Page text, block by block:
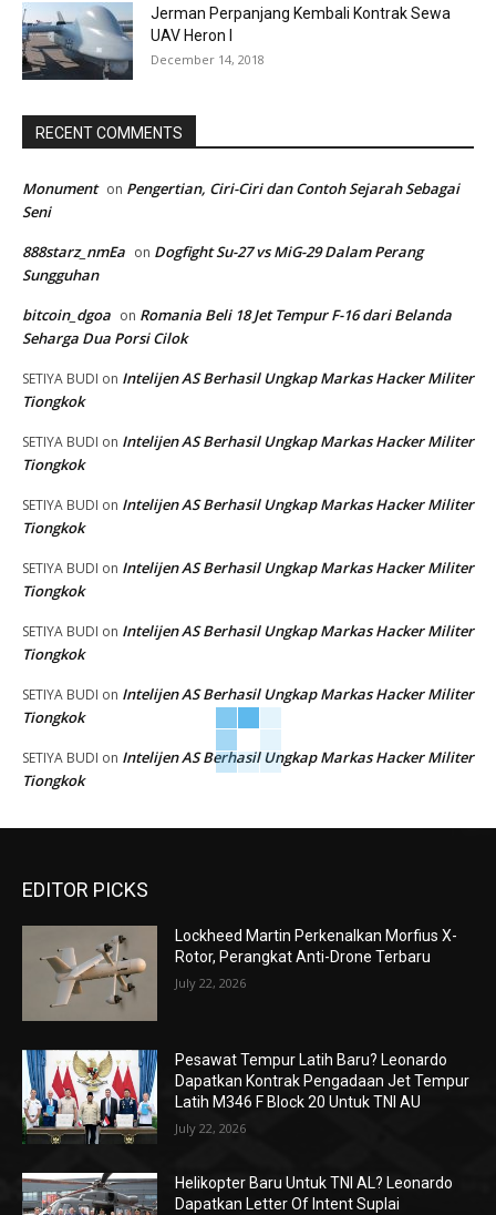
Jerman Perpanjang Kembali Kontrak Sewa
UAV Heron I
December 14, 2018
RECENT COMMENTS
Monument on Pengertian, Ciri-Ciri dan Contoh Sejarah Sebagai
Seni
888starz_nmEa on Dogfight Su-27 vs MiG-29 Dalam Perang
Sungguhan
bitcoin_dgoa on Romania Beli 18 Jet Tempur F-16 dari Belanda
Seharga Dua Porsi Cilok
SETIYA BUDI on Intelijen AS Berhasil Ungkap Markas Hacker Militer
Tiongkok
SETIYA BUDI on Intelijen AS Berhasil Ungkap Markas Hacker Militer
Tiongkok
SETIYA BUDI on Intelijen AS Berhasil Ungkap Markas Hacker Militer
Tiongkok
SETIYA BUDI on Intelijen AS Berhasil Ungkap Markas Hacker Militer
Tiongkok
SETIYA BUDI on Intelijen AS Berhasil Ungkap Markas Hacker Militer
Tiongkok
SETIYA BUDI on Intelijen AS Berhasil Ungkap Markas Hacker Militer
Tiongkok
SETIYA BUDI on Intelijen AS Berhasil Ungkap Markas Hacker Militer
Tiongkok
EDITOR PICKS
Lockheed Martin Perkenalkan Morfius X-
Rotor, Perangkat Anti-Drone Terbaru
July 22, 2026
Pesawat Tempur Latih Baru? Leonardo
Dapatkan Kontrak Pengadaan Jet Tempur
Latih M346 F Block 20 Untuk TNI AU
July 22, 2026
Helikopter Baru Untuk TNI AL? Leonardo
Dapatkan Letter Of Intent Suplai